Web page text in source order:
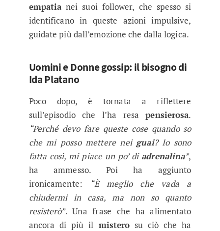
empatianei suoi follower, che spesso si
identificano in queste azioni impulsive,
guidate più dall’emozione che dalla logica.
Uomini e Donne gossip: il bisogno di
Ida Platano
Poco dopo, è tornata a riflettere
sull’episodio che l’ha resapensierosa.
“Perché devo fare queste cose quando so
che mi posso mettere nei guai? Io sono
fatta così, mi piace un po’ di adrenalina”,
ha ammesso. Poi ha aggiunto
ironicamente:
“È meglio che vada a
chiudermi in casa, ma non so quanto
resisterò”. Una frase che ha alimentato
ancora di più il mistero su ciò che ha